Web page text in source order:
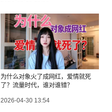
为什么对象火了成网红，爱情就死
了？流量时代，谁对谁错？
2026-04-30 13:54